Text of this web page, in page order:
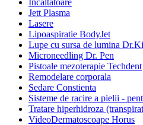
Jett Plasma
Lasere
Lipoaspiratie BodyJet
Lupe cu sursa de lumina
Microneedling Dr. Pen
Pistoale mezoterapie Techdent
Remodelare corporala
Sedare Constienta
Sisteme de racire a pielii -
Tratare hiperhidroza
VideoDermatoscoape Horus